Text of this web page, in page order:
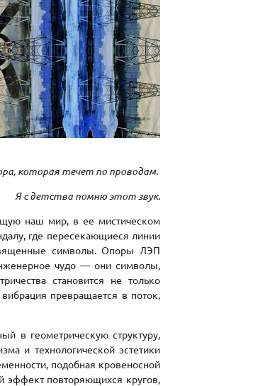
которая течет по проводам.
Я с детства помню этот звук.
наш мир, в ее мистическом
где пересекающиеся линии
символы. Опоры ЛЭП
чудо — они символы,
становится не только
превращается в поток,
в геометрическую структуру,
и технологической эстетики
подобная кровеносной
эффект повторяющихся кругов,